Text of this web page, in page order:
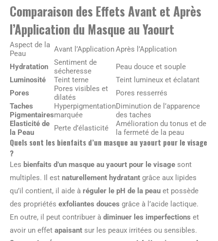
Comparaison des Effets Avant et Après
l’Application du Masque au Yaourt
Aspect de la
Peau
Avant l’ApplicationAprès l’Application
Hydratation
Sentiment de
sécheresse
Peau douce et souple
Luminosité
Teint terne
Teint lumineux et éclatant
Pores
Pores visibles et
dilatés
Pores resserrés
Taches
Pigmentaires
Hyperpigmentation
marquée
Diminution de l’apparence
des taches
Elasticité de
la Peau
Perte d’élasticité
Amélioration du tonus et de
la fermeté de la peau
Quels sont les bienfaits d’un masque au yaourt pour le visage
?
Les bienfaits d’un masque au yaourt pour le visage sont
multiples. Il est naturellement hydratant grâce aux lipides
qu’il contient, il aide à réguler le pH de la peau et possède
des propriétés exfoliantes douces grâce à l’acide lactique.
En outre, il peut contribuer à diminuer les imperfections et
avoir un effet apaisant sur les peaux irritées ou sensibles.